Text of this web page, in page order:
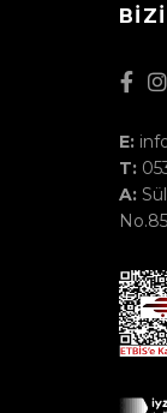
E:
T:
A: